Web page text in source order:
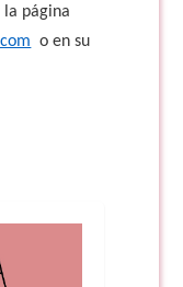
página
o en su